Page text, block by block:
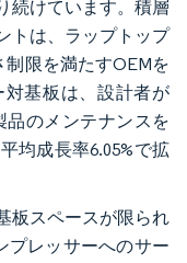
続けています。積層
トは、ラップトップ
限を満たすOEMを
基板は、設計者が
品のメンテナンスを
均成長率6.05%で拡
板スペースが限られ
プレッサーへのサー